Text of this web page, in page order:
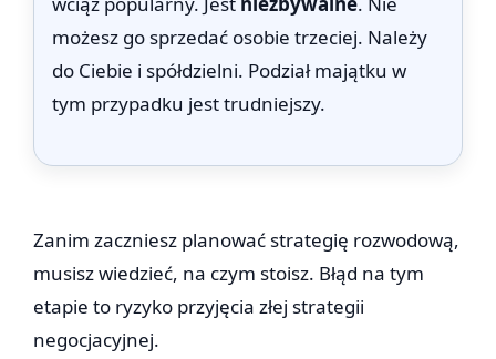
możesz go sprzedać osobie trzeciej. Należy
do Ciebie i spółdzielni. Podział majątku w
tym przypadku jest trudniejszy.
Zanim zaczniesz planować strategię rozwodową,
musisz wiedzieć, na czym stoisz. Błąd na tym
etapie to ryzyko przyjęcia złej strategii
negocjacyjnej.